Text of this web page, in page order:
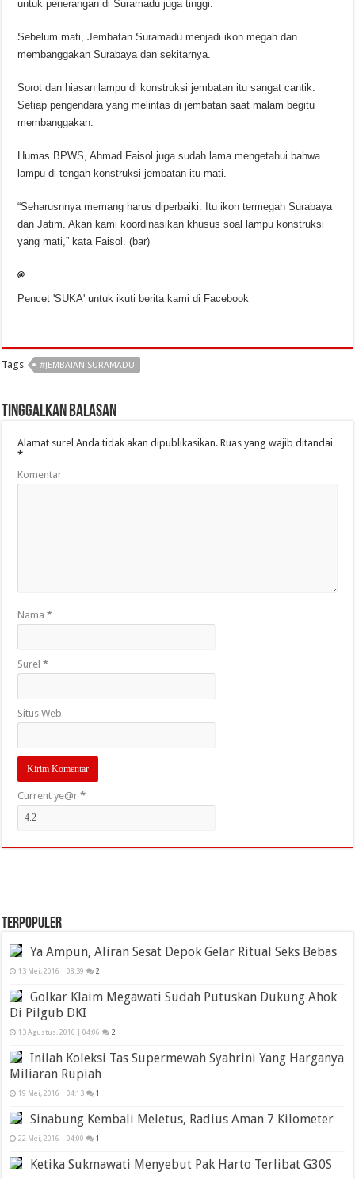
untuk penerangan di Suramadu juga tinggi.
Sebelum mati, Jembatan Suramadu menjadi ikon megah dan
membanggakan Surabaya dan sekitarnya.
Sorot dan hiasan lampu di konstruksi jembatan itu sangat cantik.
Setiap pengendara yang melintas di jembatan saat malam begitu
membanggakan.
Humas BPWS, Ahmad Faisol juga sudah lama mengetahui bahwa
lampu di tengah konstruksi jembatan itu mati.
“Seharusnnya memang harus diperbaiki. Itu ikon termegah Surabaya
dan Jatim. Akan kami koordinasikan khusus soal lampu konstruksi
yang mati,” kata Faisol. (bar)
Pencet 'SUKA' untuk ikuti berita kami di Facebook
Tags #JEMBATAN SURAMADU
Tinggalkan Balasan
Alamat surel Anda tidak akan dipublikasikan. Ruas yang wajib ditandai
*
Komentar
Nama*
Surel*
Situs Web
Current ye@r*
TERPOPULER
Ya Ampun, Aliran Sesat Depok Gelar Ritual Seks Bebas
13 Mei, 2016 | 08:39 2
Golkar Klaim Megawati Sudah Putuskan Dukung Ahok
Di Pilgub DKI
13 Agustus, 2016 | 04:06 2
Inilah Koleksi Tas Supermewah Syahrini Yang Harganya
Miliaran Rupiah
19 Mei, 2016 | 04:13 1
Sinabung Kembali Meletus, Radius Aman 7 Kilometer
22 Mei, 2016 | 04:00 1
Ketika Sukmawati Menyebut Pak Harto Terlibat G30S